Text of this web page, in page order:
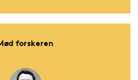
forskeren